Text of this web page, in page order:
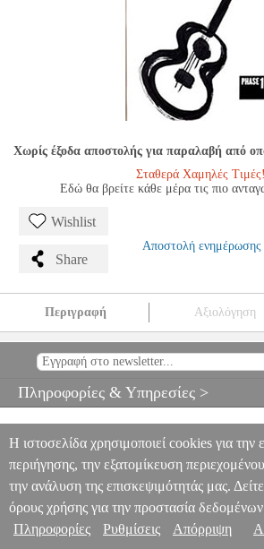
Χωρίς έξοδα αποστολής για παραλαβή από
Σταθερά Χαμηλές Τιμές!
Εδώ θα βρείτε κάθε μέρα τις πιο
Wishlist
Share
Αποστολή ενημέρωσης
Περιγραφή Αξιολόγηση
MSC.600406 MSC.600406 BERKLEE
PHASE 1-LEAVITT
Πληροφορίες & Υπηρεσίες >
Η ιστοσελίδα χρησιμοποιεί cookies για την
περιήγησης, την εξατομίκευση
την ανάλυση της επισκεψιμότητάς μας.
όρους χρήσης για την προστασία
Πληροφορίες
Ρυθμίσεις Απόρριψη